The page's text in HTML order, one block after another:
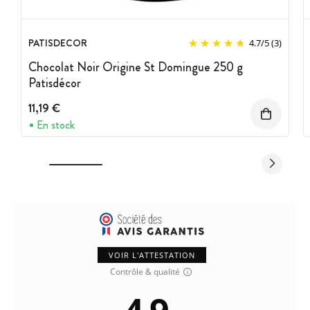
PATISDECOR 4.7/5(3)
Chocolat Noir Origine St Domingue 250 g
Patisdécor
11,19 €
En stock
VOIR L'ATTESTATION
Contrôle & qualité